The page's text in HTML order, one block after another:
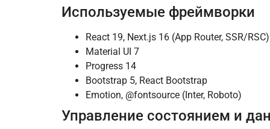
Используемые фреймворки
React 19, Next.js 16 (App Router, SSR/RSC)
Material UI 7
Progress 14
Bootstrap 5, React Bootstrap
Emotion, @fontsource (Inter, Roboto)
Управление состоянием и